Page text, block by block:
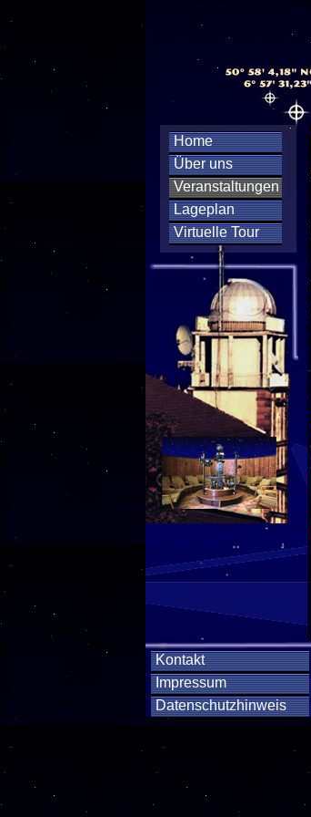
Home
Über uns
Veranstaltungen
Lageplan
Virtuelle Tour
Kontakt
Impressum
Datenschutzhinweis